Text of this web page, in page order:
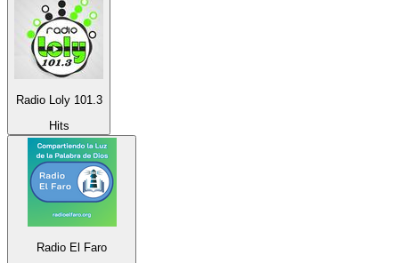
Radio Loly 101.3
Hits
Radio El Faro